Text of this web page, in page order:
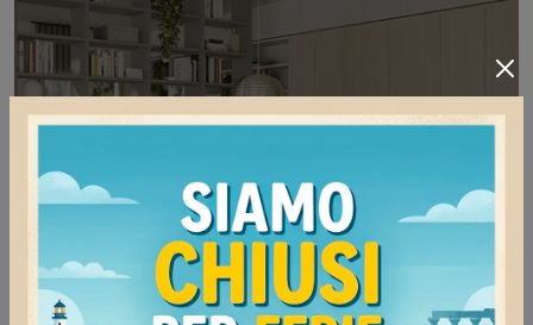
Golf Infinity U117
Clicca e scopri le Librerie divisorie moderne! Il